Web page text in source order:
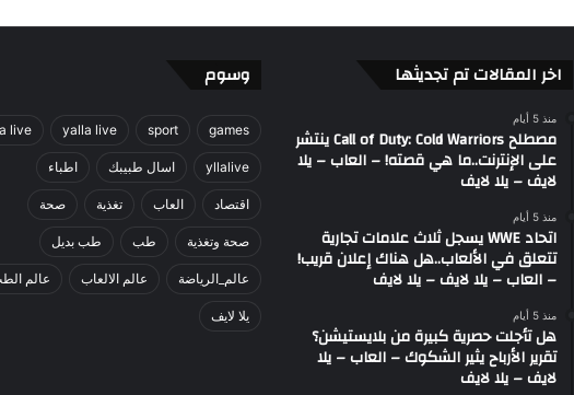
اخر المقالات تم تجديثها
منذ 5 أيام
مصطلح Call of Duty: Cold Warriors ينتشر
على الإنترنت..ما هي قصته! – العاب – يلا
لايف – يلا لايف
منذ 5 أيام
اتحاد WWE يسجل ثلاث علامات تجارية
تتعلق في الألعاب..هل هناك إعلان قريب!
– العاب – يلا لايف – يلا لايف
منذ 5 أيام
هل تأجلت حصرية كبيرة من بلايستيشن؟
تقرير الأرباح يثير الشكوك – العاب – يلا
لايف – يلا لايف
وسوم
games
sport
yalla live
live
yllalive اسال طبيبك اطباء
اقتصاد العاب تغذية صحة
صحة وتغذية طب طب بديل
عالم_الرياضة عالم الالعاب عالم
يلا لايف